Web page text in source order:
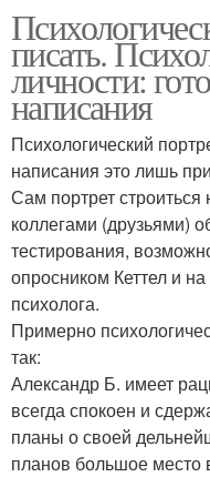
писать.
личности:
написания
Психологический
написания это лишь
Сам портрет строиться
коллегами (друзьями)
тестирования,
опросником Кеттел и
психолога.
Примерно
так:
Александр Б. имеет
всегда спокоен и
планы о своей
планов большое место